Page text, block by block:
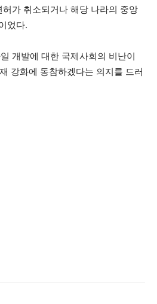
가 취소되거나 해당 나라의 중앙
었다.
개발에 대한 국제사회의 비난이
강화에 동참하겠다는 의지를 드러